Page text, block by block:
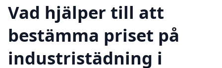
Vad hjälper till att
bestämma priset på
industristädning i